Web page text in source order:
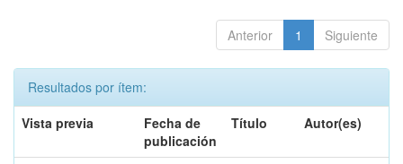
Anterior 1 Siguiente
Resultados por ítem:
Vista previa
Fecha de
publicación
Título Autor(es)